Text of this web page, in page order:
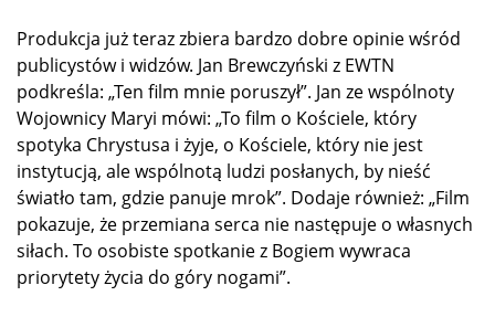
Produkcja już teraz zbiera bardzo dobre opinie wśród
publicystów i widzów. Jan Brewczyński z EWTN
podkreśla: „Ten film mnie poruszył”. Jan ze wspólnoty
Wojownicy Maryi mówi: „To film o Kościele, który
spotyka Chrystusa i żyje, o Kościele, który nie jest
instytucją, ale wspólnotą ludzi posłanych, by nieść
światło tam, gdzie panuje mrok”. Dodaje również: „Film
pokazuje, że przemiana serca nie następuje o własnych
siłach. To osobiste spotkanie z Bogiem wywraca
priorytety życia do góry nogami”.